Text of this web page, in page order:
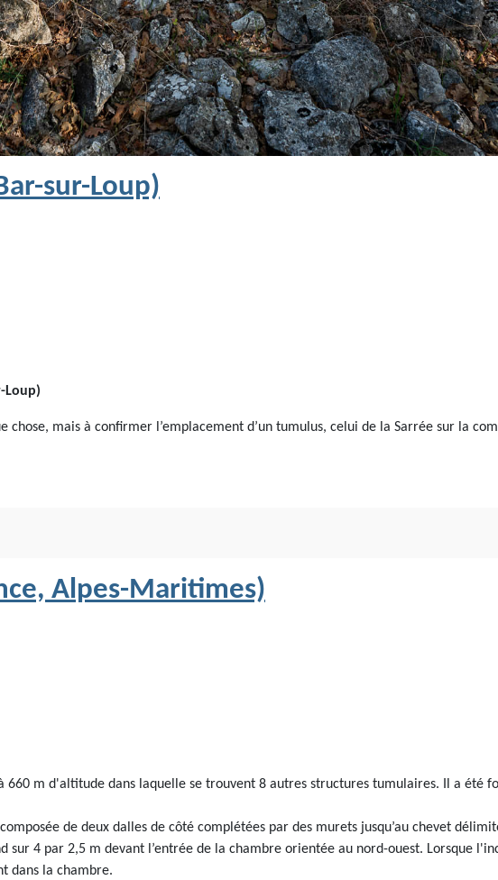
sur-Loup)
Loup)
mais à confirmer l’emplacement d’un tumulus, celui de la Sarrée sur la
Alpes-Maritimes)
660 m d'altitude dans laquelle se trouvent 8 autres structures tumulaires. Il a été
de deux dalles de côté complétées par des murets jusqu’au chevet
sur 4 par 2,5 m devant l’entrée de la chambre orientée au nord-ouest. Lorsque
dans la chambre.